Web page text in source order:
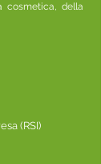
cosmetica, della
(RSI)